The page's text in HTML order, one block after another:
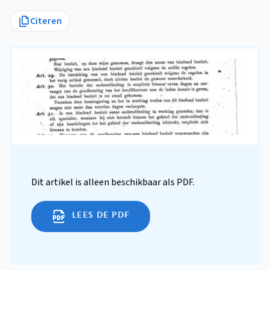
Citeren
Dit artikel is alleen beschikbaar als PDF.
LEES DE PDF